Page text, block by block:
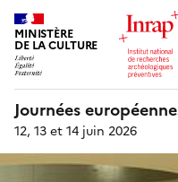
MINISTÈRE
DE LA CULTURE
Journées
12, 13 et 14 juin 2026